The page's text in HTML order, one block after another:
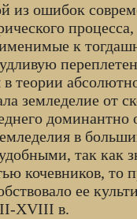
из ошибок
к
в теории
земледелие от
доминантно
в
так как
кочевников, то
ее
XVIII в.